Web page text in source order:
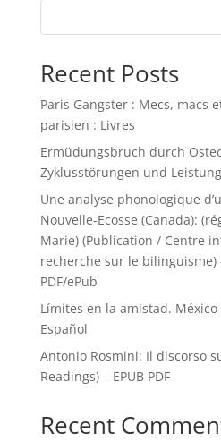
Recent Posts
Paris Gangster : Mecs, macs
parisien : Livres
Ermüdungsbruch durch
Zyklusstörungen und
Une analyse phonologique
Nouvelle-Ecosse (Canada):
Marie) (Publication / Centre
recherche sur le bilinguisme)
PDF/ePub
Límites en la amistad. México
Español
Antonio Rosmini: Il discorso
Readings) – EPUB PDF
Recent